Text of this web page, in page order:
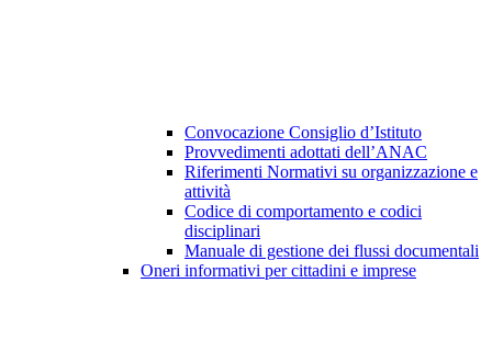
Convocazione Consiglio d’Istituto
Provvedimenti adottati dell’ANAC
Riferimenti Normativi su organizzazione e
attività
Codice di comportamento e codici
disciplinari
Manuale di gestione dei flussi documentali
Oneri informativi per cittadini e imprese